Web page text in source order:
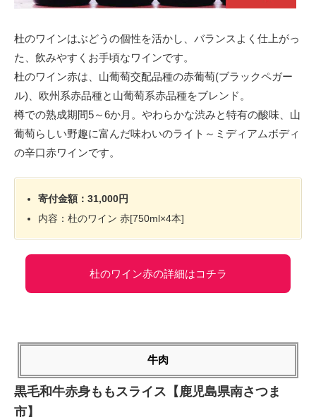
杜のワインはぶどうの個性を活かし、バランスよく仕上がっ
た、飲みやすくお手頃なワインです。
杜のワイン赤は、山葡萄交配品種の赤葡萄(ブラックペガー
ル)、欧州系赤品種と山葡萄系赤品種をブレンド。
樽での熟成期間5～6か月。やわらかな渋みと特有の酸味、山
葡萄らしい野趣に富んだ味わいのライト～ミディアムボディ
の辛口赤ワインです。
寄付金額：31,000円
内容：杜のワイン 赤[750ml×4本]
杜のワイン赤の詳細はコチラ
牛肉
黒毛和牛赤身ももスライス【鹿児島県南さつま
市】